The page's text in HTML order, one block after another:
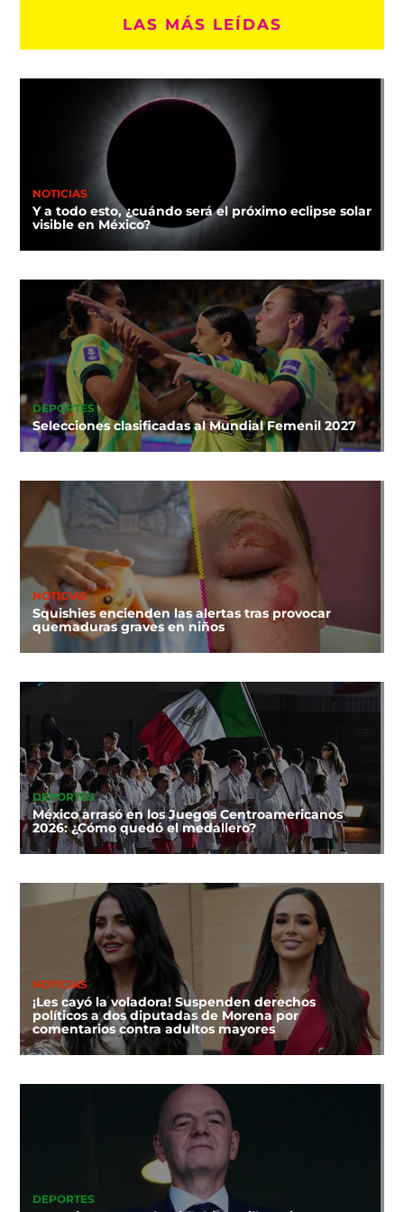
LAS MÁS LEÍDAS
NOTICIAS
Y a todo esto, ¿cuándo será el próximo eclipse solar
visible en México?
DEPORTES
Selecciones clasificadas al Mundial Femenil 2027
NOTICIAS
Squishies encienden las alertas tras provocar
quemaduras graves en niños
DEPORTES
México arrasó en los Juegos Centroamericanos
2026: ¿Cómo quedó el medallero?
NOTICIAS
¡Les cayó la voladora! Suspenden derechos
políticos a dos diputadas de Morena por
comentarios contra adultos mayores
DEPORTES